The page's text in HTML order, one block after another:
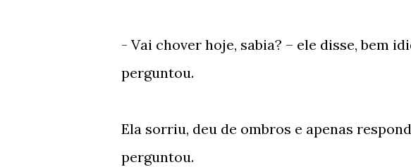
- Vai chover hoje, sabia? – ele disse, bem
perguntou.
Ela sorriu, deu de ombros e apenas
perguntou.